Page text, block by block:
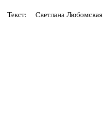
Текст: Светлана Любомская